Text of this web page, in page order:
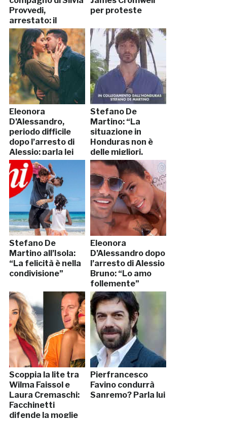
Provvedi,
arrestato: il
motivo
per proteste
Eleonora
D’Alessandro,
periodo difficile
dopo l’arresto di
Alessio: parla lei
Stefano De
Martino: “La
situazione in
Honduras non è
delle migliori,
ma…”
Stefano De
Martino all’Isola:
“La felicità è nella
condivisione”
Eleonora
D’Alessandro dopo
l’arresto di Alessio
Bruno: “Lo amo
follemente”
Scoppia la lite tra
Wilma Faissol e
Laura Cremaschi:
Facchinetti
difende la moglie
Pierfrancesco
Favino condurrà
Sanremo? Parla lui